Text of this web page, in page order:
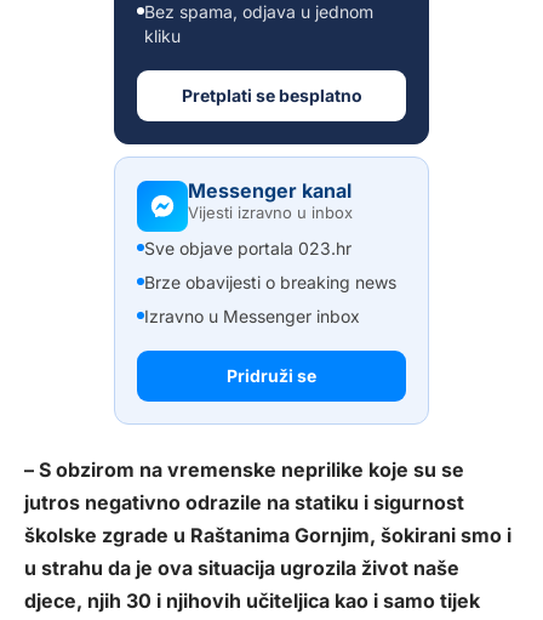
Bez spama, odjava u jednom
kliku
Pretplati se besplatno
Messenger kanal
Vijesti izravno u inbox
Sve objave portala 023.hr
Brze obavijesti o breaking news
Izravno u Messenger inbox
Pridruži se
– S obzirom na vremenske neprilike koje su se
jutros negativno odrazile na statiku i sigurnost
školske zgrade u Raštanima Gornjim, šokirani smo i
u strahu da je ova situacija ugrozila život naše
djece, njih 30 i njihovih učiteljica kao i samo tijek